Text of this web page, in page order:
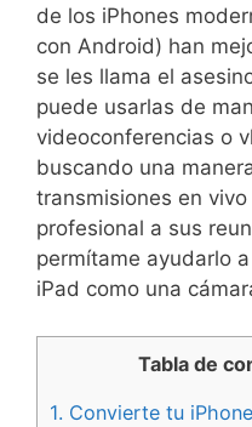
de los iPhones
con Android) han
se les llama el
puede usarlas de
videoconferencias o
buscando una
transmisiones en
profesional a sus
permítame ayudarlo
iPad como una
Tabla de
1. Convierte tu